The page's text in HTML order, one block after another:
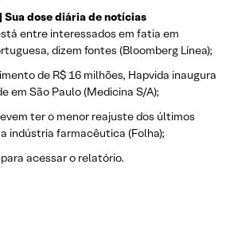
Sua dose diária de notícias
entre interessados em fatia em
dizem fontes (Bloomberg Línea);
de R$ 16 milhões, Hapvida inaugura
em São Paulo (Medicina S/A);
ter o menor reajuste dos últimos
indústria farmacêutica (Folha);
para acessar o relatório.